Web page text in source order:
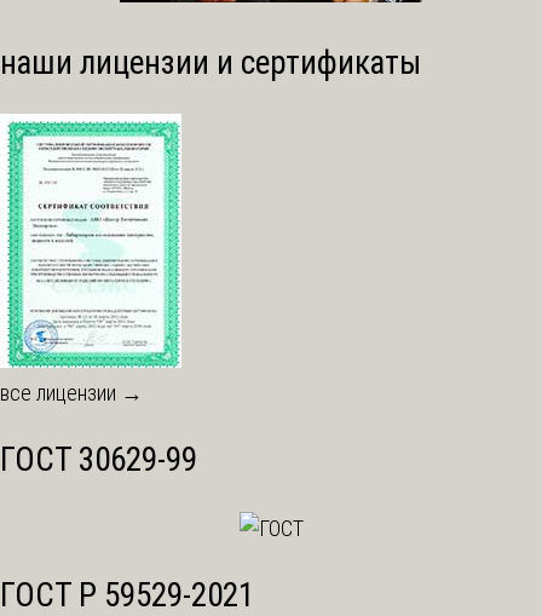
наши лицензии и сертификаты
все лицензии →
ГОСТ 30629-99
ГОСТ Р 59529-2021